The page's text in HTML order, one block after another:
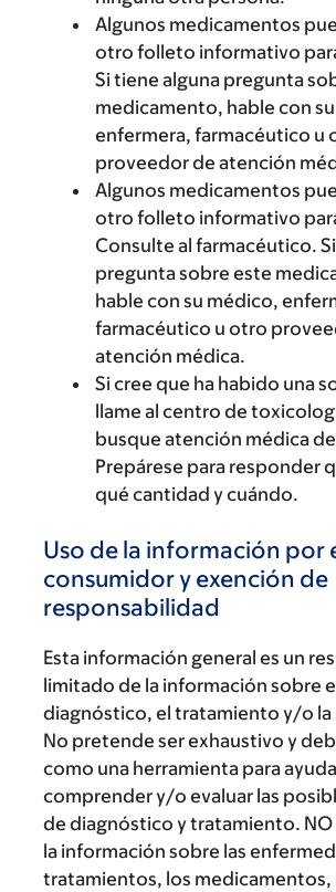
Algunos medicamentos
otro folleto informativo
Si tiene alguna pregunta
medicamento, hable con
enfermera, farmacéutico u
proveedor de atención
Algunos medicamentos
otro folleto informativo
Consulte al farmacéutico.
pregunta sobre este
hable con su médico,
farmacéutico u otro
atención médica.
Si cree que ha habido una
llame al centro de
busque atención médica
Prepárese para responder
qué cantidad y cuándo.
Uso de la información por
consumidor y exención de
responsabilidad
Esta información general es un
limitado de la información sobre
diagnóstico, el tratamiento y/o la
No pretende ser exhaustivo y
como una herramienta para
comprender y/o evaluar las
de diagnóstico y tratamiento.
la información sobre las
tratamientos, los medicamentos,